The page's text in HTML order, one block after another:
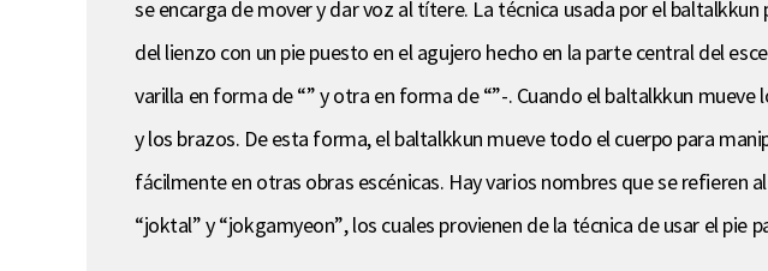
se encarga de mover y dar voz al títere. La técnica usada por el
del lienzo con un pie puesto en el agujero hecho en la parte central del
varilla en forma de “” y otra en forma de “”-. Cuando el baltalkkun
y los brazos. De esta forma, el baltalkkun mueve todo el cuerpo para
fácilmente en otras obras escénicas. Hay varios nombres que se refieren
“joktal” y “jokgamyeon”, los cuales provienen de la técnica de usar el pie